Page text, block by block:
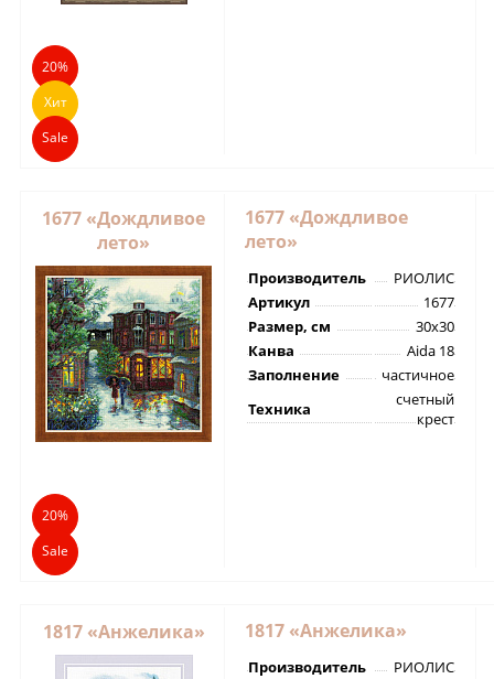
20%
Хит
Sale
1677 «Дождливое
лето»
20%
Sale
1677 «Дождливое
лето»
Производитель
РИОЛИС
Артикул
1677
Размер, см
30х30
Канва
Aida 18
Заполнение
частичное
Техника
счетный
крест
1817 «Анжелика» 1817 «Анжелика»
Производитель
РИОЛИС